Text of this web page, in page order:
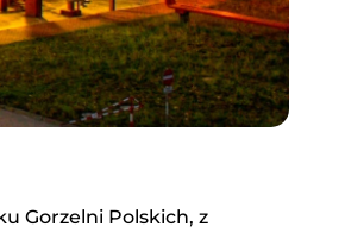
Gorzelni Polskich, z